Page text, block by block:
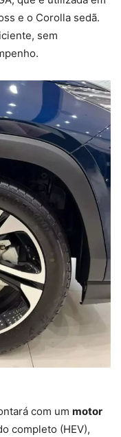
e o Corolla sedã.
sem
com um motor
completo (HEV),